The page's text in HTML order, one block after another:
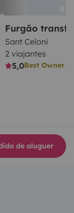
Furgão
Sant Celoni
2 viajantes
5,0Best Owner
de aluguer